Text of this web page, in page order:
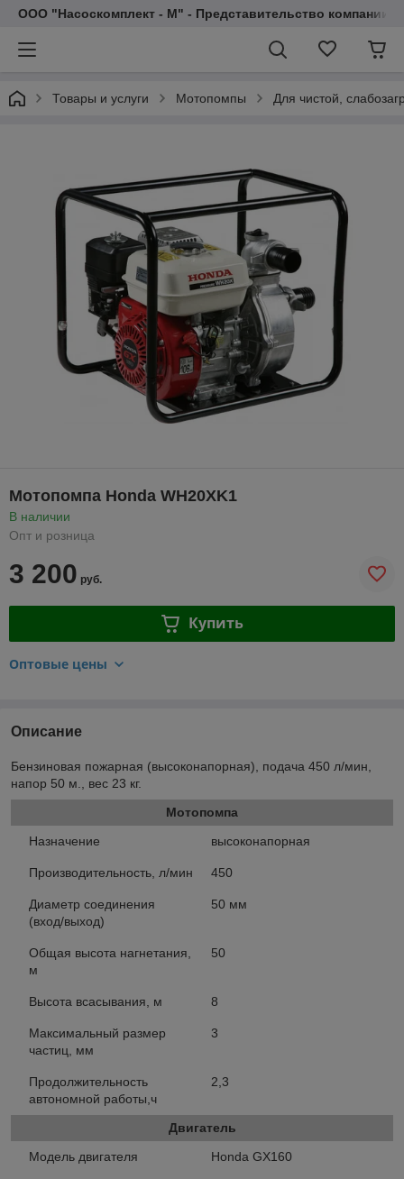
ООО "Насоскомплект - М" - Представительство компании
Товары и услуги Мотопомпы Для чистой,
Мотопомпа Honda WH20XK1
В наличии
Опт и розница
3 200 руб.
Купить
Оптовые цены
Описание
Бензиновая пожарная (высоконапорная), подача 450 л/мин,
напор 50 м., вес 23 кг.
Мотопомпа
Назначение
высоконапорная
Производительность, л/мин 450
Диаметр соединения
(вход/выход)
50 мм
Общая высота нагнетания,
м
50
Высота всасывания, м 8
Максимальный размер
частиц, мм
3
Продолжительность
автономной работы,ч
2,3
Двигатель
Модель двигателя
Honda GX160